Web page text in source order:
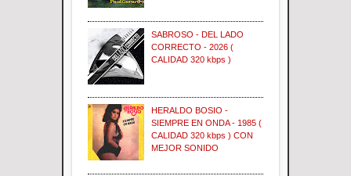
SABROSO - DEL LADO
CORRECTO - 2026 (
CALIDAD 320 kbps )
HERALDO BOSIO -
SIEMPRE EN ONDA - 1985 (
CALIDAD 320 kbps ) CON
MEJOR SONIDO